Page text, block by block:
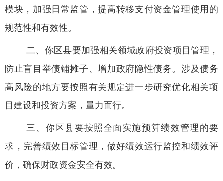
模块，加强日常监管，提高转移支付资金管理使用的
规范性和有效性。
二、你区县要加强相关领域政府投资项目管理，
防止盲目举债铺摊子、增加政府隐性债务。涉及债务
高风险的地方要按照有关规定进一步研究优化相关项
目建设和投资方案，量力而行。
三、你区县要按照全面实施预算绩效管理的要
求，完善绩效目标管理，做好绩效运行监控和绩效评
价，确保财政资金安全有效。